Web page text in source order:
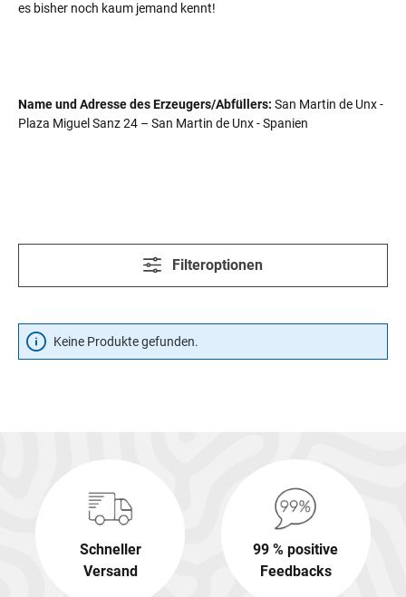
es bisher noch kaum jemand kennt!
Name und Adresse des Erzeugers/Abfüllers: San Martin de Unx -
Plaza Miguel Sanz 24 – San Martin de Unx - Spanien
Filteroptionen
Keine Produkte gefunden.
Schneller
Versand
99 % positive
Feedbacks